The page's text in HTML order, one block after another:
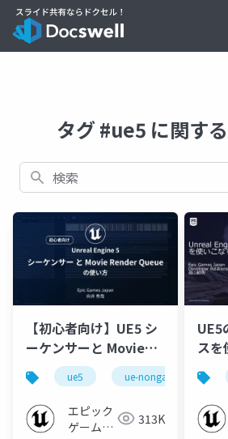
タグ #ue5 に関す
検索
【初心者向け】UE5 シ
ーケンサーと Movie
Render Queue の使い
方【Cinematic Dive
2023】
ue5 ue-nongame
エピック
ゲームズ
313K
UE5
スを
個の
2023]